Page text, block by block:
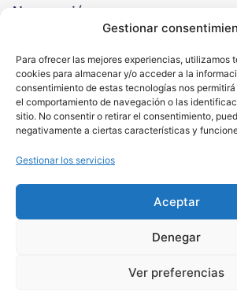
Gestionar
Para ofrecer las mejores experiencias, utilizamos
cookies para almacenar y/o acceder a la
consentimiento de estas tecnologías nos
el comportamiento de navegación o las
sitio. No consentir o retirar el consentimiento,
negativamente a ciertas características y
Gestionar los servicios
Aceptar
Denegar
Ver preferencias
Navegación
Sobre Aginteco
Productos
Servicios
Contacto
Productos
Generalidades